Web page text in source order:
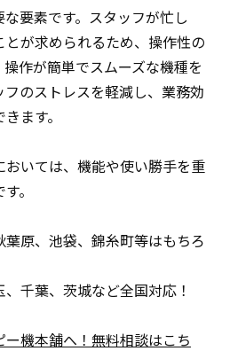
要素です。スタッフが忙し
とが求められるため、操作性の
作が簡単でスムーズな機種を
のストレスを軽減し、業務効
ます。
おいては、機能や使い勝手を重
。
原、池袋、錦糸町等はもちろ
千葉、茨城など全国対応！
ー機本舗へ！無料相談はこち